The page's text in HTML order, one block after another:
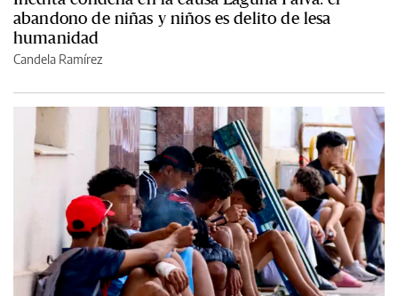
abandono de niñas y niños es delito de lesa
humanidad
Candela Ramírez